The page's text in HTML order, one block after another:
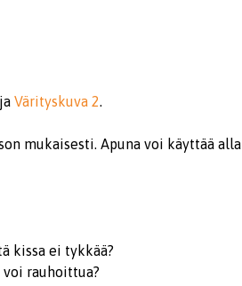
ja Värityskuva 2.
mukaisesti. Apuna voi käyttää alla
kissa ei tykkää?
voi rauhoittua?